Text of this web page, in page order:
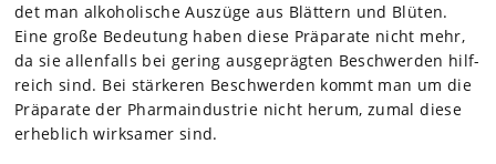
det man alko­ho­li­sche Aus­züge aus Blät­tern und Blü­ten.
Eine große Bedeu­tung haben diese Prä­pa­rate nicht mehr,
da sie allen­falls bei gering aus­ge­präg­ten Beschwer­den hilf­
reich sind. Bei stär­ke­ren Beschwer­den kommt man um die
Prä­pa­rate der Phar­ma­in­dus­trie nicht herum, zumal diese
erheb­lich wirk­sa­mer sind.